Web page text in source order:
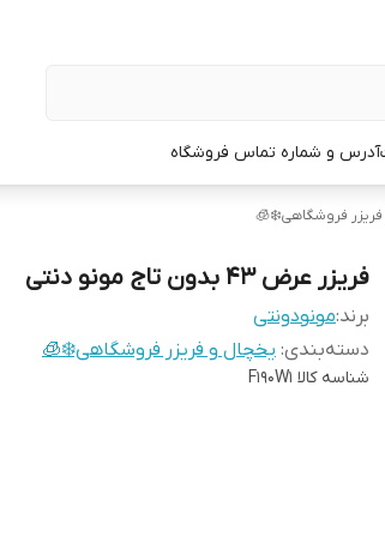
آدرس و شماره تماس فروشگاه
فروشگاهی❄️🧊
فریزر عرض ۴۳ بدون تاج مونو دنتی
برند:مونودونتی
دسته‌بندی: یخچال و فریزر فروشگاهی❄️🧊
شناسه کالا F190W1